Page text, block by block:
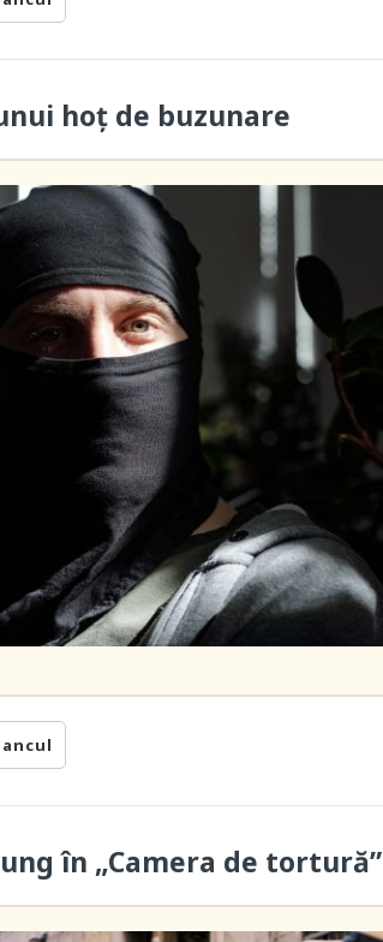
hoţ de buzunare
în „Camera de tortură”